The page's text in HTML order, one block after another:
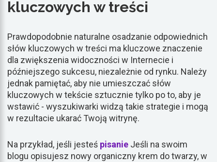
kluczowych w treści
Prawdopodobnie naturalne osadzanie odpowiednich
słów kluczowych w treści ma kluczowe znaczenie
dla zwiększenia widoczności w Internecie i
późniejszego sukcesu, niezależnie od rynku. Należy
jednak pamiętać, aby nie umieszczać słów
kluczowych w tekście sztucznie tylko po to, aby je
wstawić - wyszukiwarki widzą takie strategie i mogą
w rezultacie ukarać Twoją witrynę.
Na przykład, jeśli jesteś pisanie Jeśli na swoim
blogu opisujesz nowy organiczny krem do twarzy, w